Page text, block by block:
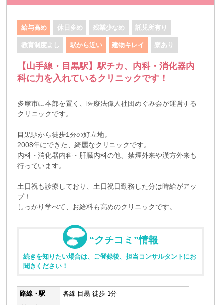
給与高め 休日多め 残業少なめ 託児所有り
教育制度よし 駅から近い 建物キレイ 寮あり
【山手線・目黒駅】駅チカ、内科・消化器内
科に力を入れているクリニックです！
多摩市に本部を置く、医療法偉人社団めぐみ会が運営する
クリニックです。
目黒駅から徒歩1分の好立地。
2008年にできた、綺麗なクリニックです。
内科・消化器内科・肝臓内科の他、禁煙外来や漢方外来も
行っています。
土日祝も診療しており、土日祝日勤務した分は時給がアッ
プ！
しっかり学べて、お給料も高めのクリニックです。
“クチコミ”情報
続きを知りたい場合は、ご登録後、担当コンサルタントにお
聞きください！
路線・駅
各線 目黒 徒歩 1分